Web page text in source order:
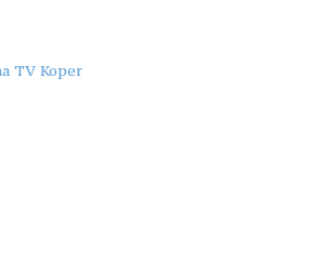
TV Koper